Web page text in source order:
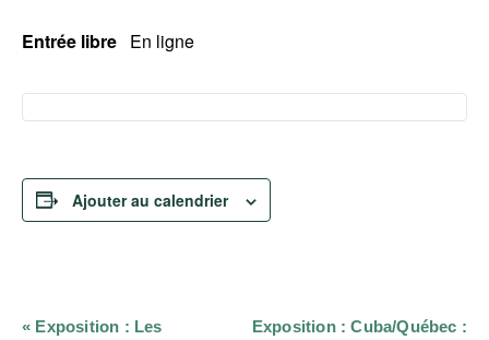
Entrée libre En ligne
Ajouter au calendrier
Navigation
« Exposition : Les
Exposition : Cuba/Québec :